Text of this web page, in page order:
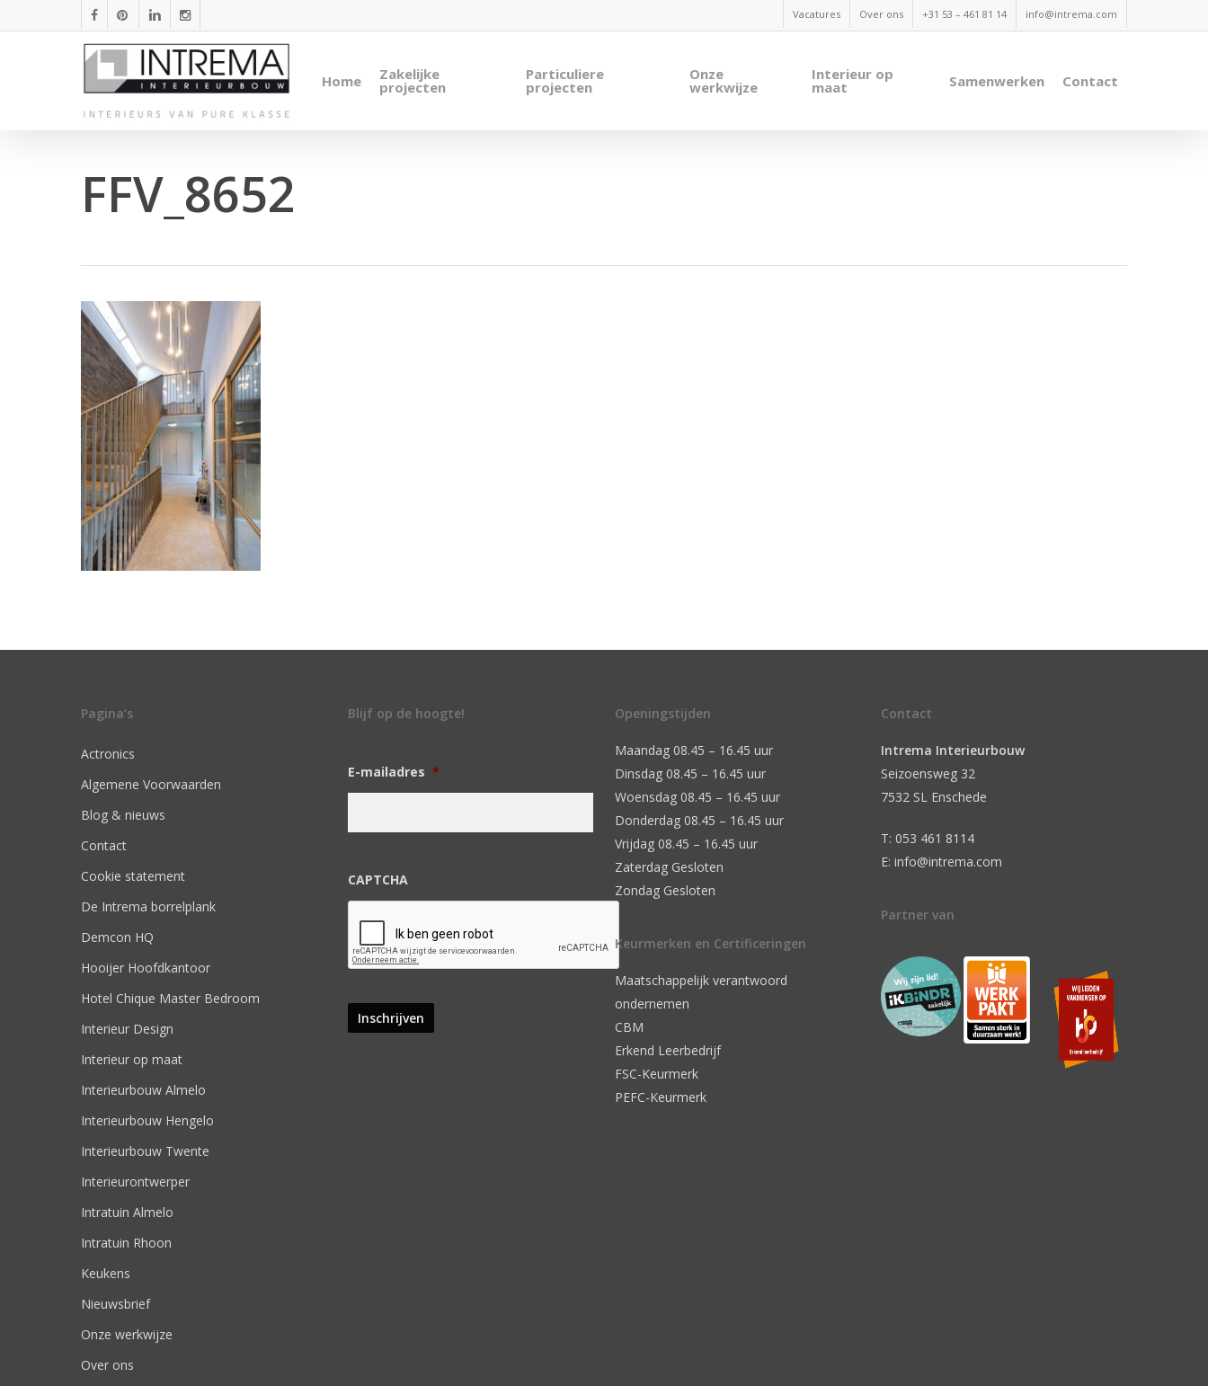
to
facebookpinterestlinkedininstagram Vacatures Over ons +31 53 – 461 81 14 info@intrema.com
Home Zakelijke
projecten
Particuliere
projecten
Onze
werkwijze
Interieur op
maat Samenwerken Contact
FFV_8652
Pagina’s
Actronics
Algemene Voorwaarden
Blog & nieuws
Contact
Cookie statement
De Intrema borrelplank
Demcon HQ
Hooijer Hoofdkantoor
Hotel Chique Master Bedroom
Interieur Design
Interieur op maat
Interieurbouw Almelo
Interieurbouw Hengelo
Interieurbouw Twente
Interieurontwerper
Intratuin Almelo
Intratuin Rhoon
Keukens
Nieuwsbrief
Onze werkwijze
Over ons
Blijf op de hoogte!
E-mailadres *
CAPTCHA
Openingstijden
Maandag 08.45 – 16.45 uur
Dinsdag 08.45 – 16.45 uur
Woensdag 08.45 – 16.45 uur
Donderdag 08.45 – 16.45 uur
Vrijdag 08.45 – 16.45 uur
Zaterdag Gesloten
Zondag Gesloten
Keurmerken en Certificeringen
Maatschappelijk verantwoord
ondernemen
CBM
Erkend Leerbedrijf
FSC-Keurmerk
PEFC-Keurmerk
Contact
Intrema Interieurbouw
Seizoensweg 32
7532 SL Enschede
T: 053 461 8114
E: info@intrema.com
Partner van